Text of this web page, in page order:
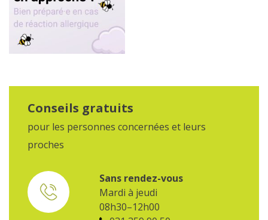
Conseils gratuits
pour les personnes concernées et leurs
proches
Sans rendez-vous
Mardi à jeudi
08h30–12h00